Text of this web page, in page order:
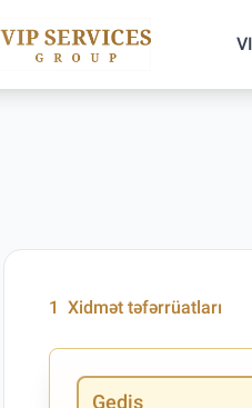
1 Xidmət təfərrüatları
Gediş